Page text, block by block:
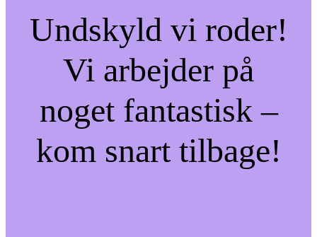
Undskyld vi roder!
Vi arbejder på
noget fantastisk –
kom snart tilbage!